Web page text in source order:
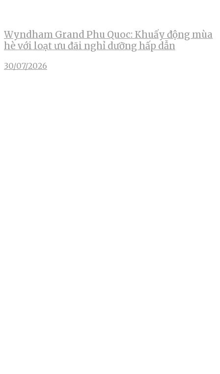
Wyndham Grand Phu Quoc: Khuấy động mùa
hè với loạt ưu đãi nghỉ dưỡng hấp dẫn
30/07/2026